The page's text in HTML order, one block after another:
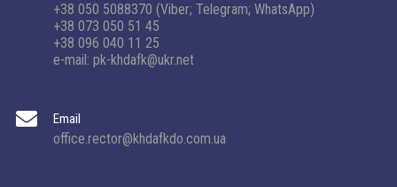
+38 050 5088370 (Viber; Telegram; WhatsApp)
+38 073 050 51 45
+38 096 040 11 25
e-mail: pk-khdafk@ukr.net
Email
office.rector@khdafkdo.com.ua